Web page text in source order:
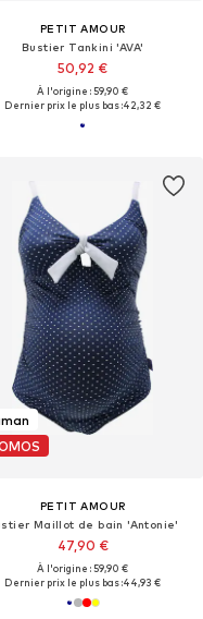
PETIT AMOUR
Bustier Tankini 'AVA'
50,92 €
À l'origine : 59,90 €
Dernier prix le plus bas :42,32 €
PETIT AMOUR
Maillot de bain 'Antonie'
47,90 €
À l'origine : 59,90 €
Dernier prix le plus bas :44,93 €